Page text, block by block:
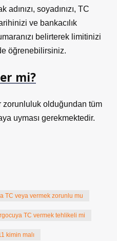
adınızı, soyadınızı, TC
ve bankacılık
belirterek limitinizi
öğrenebilirsiniz.
mi?
zorunluluk olduğundan tüm
uyması gerekmektedir.
TC veya vermek zorunlu mu
TC vermek tehlikeli mi
kimin malı